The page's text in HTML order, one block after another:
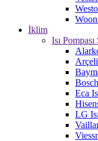
İklim
Isı
Eca
LG